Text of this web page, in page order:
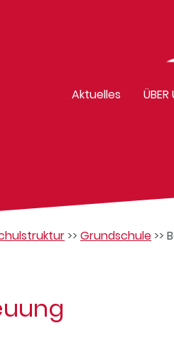
Aktuelles ÜBER
>> Grundschule >>